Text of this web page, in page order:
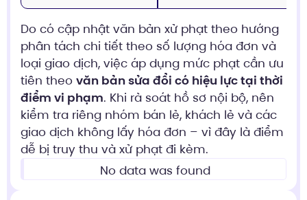
Do có cập nhật văn bản xử phạt theo hướng
phân tách chi tiết theo số lượng hóa đơn và
loại giao dịch, việc áp dụng mức phạt cần ưu
tiên theo văn bản sửa đổi có hiệu lực tại thời
điểm vi phạm. Khi rà soát hồ sơ nội bộ, nên
kiểm tra riêng nhóm bán lẻ, khách lẻ và các
giao dịch không lấy hóa đơn – vì đây là điểm
dễ bị truy thu và xử phạt đi kèm.
No data was found